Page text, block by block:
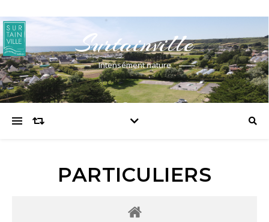
Surtainville
Intensément nature
PARTICULIERS